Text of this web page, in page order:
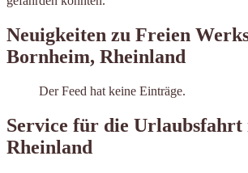
Neuigkeiten zu Freien
Bornheim, Rheinland
Der Feed hat keine Einträge.
Service für die
Rheinland